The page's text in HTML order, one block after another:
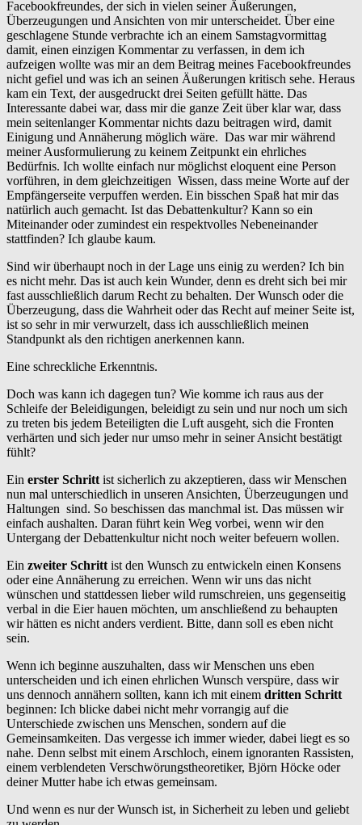
Facebookfreundes, der sich in vielen seiner Äußerungen,
Überzeugungen und Ansichten von mir unterscheidet. Über eine
geschlagene Stunde verbrachte ich an einem Samstagvormittag
damit, einen einzigen Kommentar zu verfassen, in dem ich
aufzeigen wollte was mir an dem Beitrag meines Facebookfreundes
nicht gefiel und was ich an seinen Äußerungen kritisch sehe. Heraus
kam ein Text, der ausgedruckt drei Seiten gefüllt hätte. Das
Interessante dabei war, dass mir die ganze Zeit über klar war, dass
mein seitenlanger Kommentar nichts dazu beitragen wird, damit
Einigung und Annäherung möglich wäre. Das war mir während
meiner Ausformulierung zu keinem Zeitpunkt ein ehrliches
Bedürfnis. Ich wollte einfach nur möglichst eloquent eine Person
vorführen, in dem gleichzeitigen Wissen, dass meine Worte auf der
Empfängerseite verpuffen werden. Ein bisschen Spaß hat mir das
natürlich auch gemacht. Ist das Debattenkultur? Kann so ein
Miteinander oder zumindest ein respektvolles Nebeneinander
stattfinden? Ich glaube kaum.
Sind wir überhaupt noch in der Lage uns einig zu werden? Ich bin
es nicht mehr. Das ist auch kein Wunder, denn es dreht sich bei mir
fast ausschließlich darum Recht zu behalten. Der Wunsch oder die
Überzeugung, dass die Wahrheit oder das Recht auf meiner Seite ist,
ist so sehr in mir verwurzelt, dass ich ausschließlich meinen
Standpunkt als den richtigen anerkennen kann.
Eine schreckliche Erkenntnis.
Doch was kann ich dagegen tun? Wie komme ich raus aus der
Schleife der Beleidigungen, beleidigt zu sein und nur noch um sich
zu treten bis jedem Beteiligten die Luft ausgeht, sich die Fronten
verhärten und sich jeder nur umso mehr in seiner Ansicht bestätigt
fühlt?
Ein erster Schritt ist sicherlich zu akzeptieren, dass wir Menschen
nun mal unterschiedlich in unseren Ansichten, Überzeugungen und
Haltungen sind. So beschissen das manchmal ist. Das müssen wir
einfach aushalten. Daran führt kein Weg vorbei, wenn wir den
Untergang der Debattenkultur nicht noch weiter befeuern wollen.
Ein zweiter Schritt ist den Wunsch zu entwickeln einen Konsens
oder eine Annäherung zu erreichen. Wenn wir uns das nicht
wünschen und stattdessen lieber wild rumschreien, uns gegenseitig
verbal in die Eier hauen möchten, um anschließend zu behaupten
wir hätten es nicht anders verdient. Bitte, dann soll es eben nicht
sein.
Wenn ich beginne auszuhalten, dass wir Menschen uns eben
unterscheiden und ich einen ehrlichen Wunsch verspüre, dass wir
uns dennoch annähern sollten, kann ich mit einem dritten Schritt
beginnen: Ich blicke dabei nicht mehr vorrangig auf die
Unterschiede zwischen uns Menschen, sondern auf die
Gemeinsamkeiten. Das vergesse ich immer wieder, dabei liegt es so
nahe. Denn selbst mit einem Arschloch, einem ignoranten Rassisten,
einem verblendeten Verschwörungstheoretiker, Björn Höcke oder
deiner Mutter habe ich etwas gemeinsam.
Und wenn es nur der Wunsch ist, in Sicherheit zu leben und geliebt